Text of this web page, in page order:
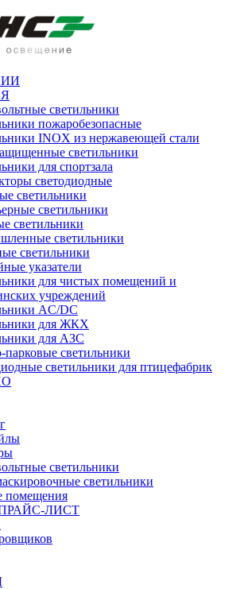
светильники
пожаробезопасные
INOX из нержавеющей стали
светильники
для спортзала
светодиодные
светильники
светильники
светильники
светильники
светильники
указатели
для чистых помещений и
учреждений
AC/DC
для ЖКХ
для АЗС
парковые светильники
светильники для птицефабрик
светильники
светильники
помещения
ЛИСТ